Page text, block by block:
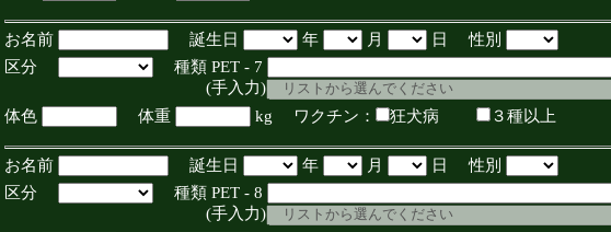
お名前 誕生日 年 月
日 性別
区分
種類 PET - 7
(手入力)
体色
体重 kg ワクチン： 狂犬病 ３種以上
お名前 誕生日 年 月
日 性別
区分
種類 PET - 8
(手入力)